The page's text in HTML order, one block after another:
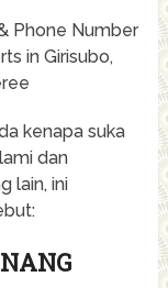
kenapa suka
dan
lain, ini